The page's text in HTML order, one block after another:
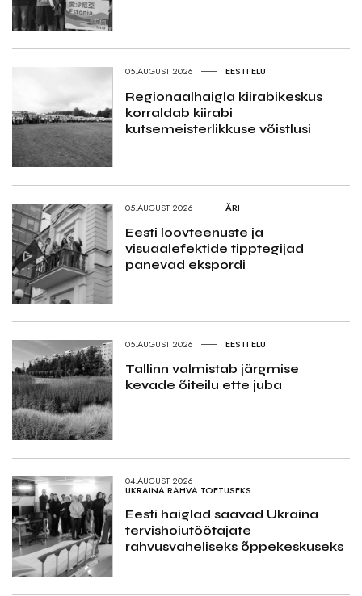
05.AUGUST 2026 EESTI ELU
Regionaalhaigla kiirabikeskus
korraldab kiirabi
kutsemeisterlikkuse võistlusi
05.AUGUST 2026 ÄRI
Eesti loovteenuste ja
visuaalefektide tipptegijad
panevad ekspordi
05.AUGUST 2026 EESTI ELU
Tallinn valmistab järgmise
kevade õiteilu ette juba
04.AUGUST 2026
UKRAINA RAHVA TOETUSEKS
Eesti haiglad saavad Ukraina
tervishoiutöötajate
rahvusvaheliseks õppekeskuseks